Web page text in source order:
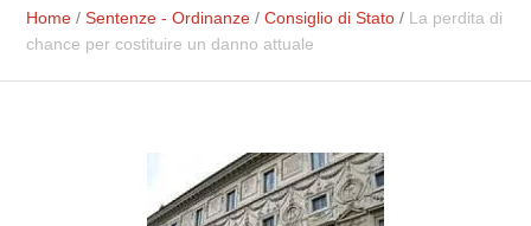
Home /Sentenze - Ordinanze /Consiglio di Stato / La perdita di
chance per costituire un danno attuale